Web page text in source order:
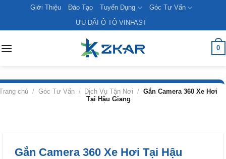
content
Giới Thiệu Đào Tạo Tuyển Dụng
Góc Tư Vấn
ƯU ĐÃI Ô TÔ VINFAST
0
chủ / Góc Tư Vấn / Dịch Vụ Tận Nơi / Gắn Camera 360 Xe Hơi
Tại Hậu Giang
Gắn Camera 360 Xe Hơi Tại Hậu